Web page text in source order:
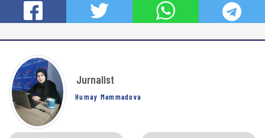
Jurnalist
Humay Məmmədova